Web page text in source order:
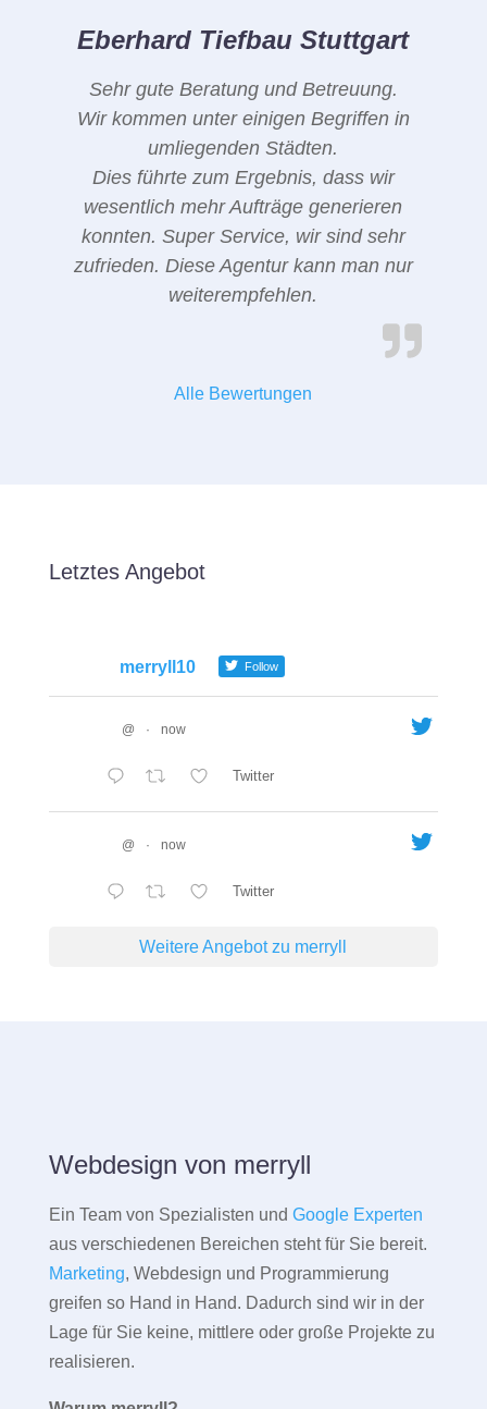
Eberhard Tiefbau Stuttgart
Sehr gute Beratung und Betreuung.
Wir kommen unter einigen Begriffen in
umliegenden Städten.
Dies führte zum Ergebnis, dass wir
wesentlich mehr Aufträge generieren
konnten. Super Service, wir sind sehr
zufrieden. Diese Agentur kann man nur
weiterempfehlen.
Alle Bewertungen
Letztes Angebot
merryll10 Follow
@ · now
Twitter
@ · now
Twitter
Weitere Angebot zu merryll
Webdesign von merryll
Ein Team von Spezialisten und Google Experten
aus verschiedenen Bereichen steht für Sie bereit.
Marketing, Webdesign und Programmierung
greifen so Hand in Hand. Dadurch sind wir in der
Lage für Sie keine, mittlere oder große Projekte zu
realisieren.